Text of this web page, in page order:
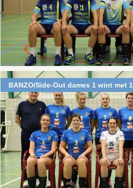
BANZO/Side-Out dames 1 wint met